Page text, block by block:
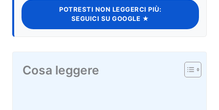
POTRESTI NON LEGGERCI PIÙ:
SEGUICI SU GOOGLE ★
Cosa leggere